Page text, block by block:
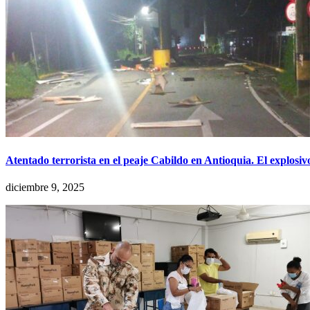
Atentado terrorista en el peaje Cabildo en Antioquia. El
diciembre 9, 2025